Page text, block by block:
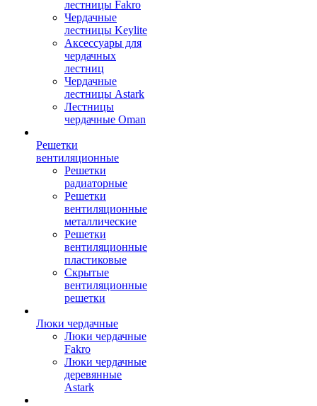
лестницы Fakro
Чердачные
лестницы Keylite
Аксессуары для
чердачных
лестниц
Чердачные
лестницы Astark
Лестницы
чердачные Oman
Решетки
вентиляционные
Решетки
радиаторные
Решетки
вентиляционные
металлические
Решетки
вентиляционные
пластиковые
Скрытые
вентиляционные
решетки
Люки чердачные
Люки чердачные
Fakro
Люки чердачные
деревянные
Astark